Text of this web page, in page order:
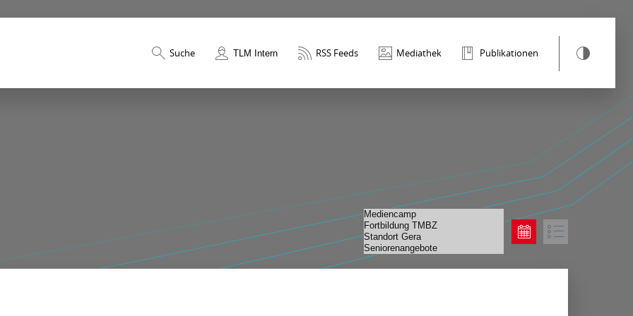
Suche TLM Intern RSS Feeds Mediathek Publikationen